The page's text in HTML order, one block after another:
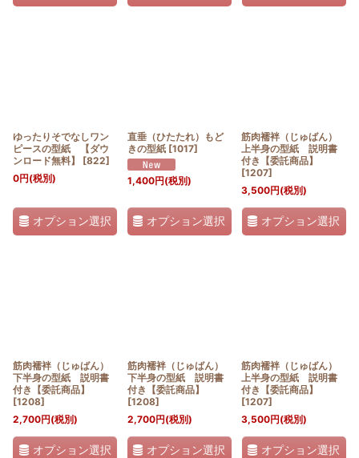
ゆったりそでなしワン
ピースの型紙 【ダウ
ンロード無料】
[822]
0円(税別)
オプション選択
直垂（ひたたれ）もど
きの型紙 [1017]
1,400円(税別)
オプション選択
筋肉襦袢（じゅばん）
上半身の型紙 説明書
付き【委託商品】
[1207]
3,500円(税別)
オプション選択
筋肉襦袢（じゅばん）
下半身の型紙 説明書
付き【委託商品】
[1208]
2,700円(税別)
オプション選択
筋肉襦袢（じゅばん）
下半身の型紙 説明書
付き【委託商品】
[1208]
2,700円(税別)
オプション選択
筋肉襦袢（じゅばん）
上半身の型紙 説明書
付き【委託商品】
[1207]
3,500円(税別)
オプション選択